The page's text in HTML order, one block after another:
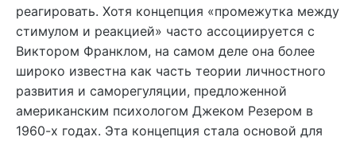
реагировать. Хотя концепция «промежутка между
стимулом и реакцией» часто ассоциируется с
Виктором Франклом, на самом деле она более
широко известна как часть теории личностного
развития и саморегуляции, предложенной
американским психологом Джеком Резером в
1960-х годах. Эта концепция стала основой для